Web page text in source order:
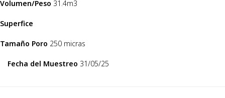
Volumen/Peso 31.4m3
Superfice
Tamaño Poro 250 micras
Fecha del Muestreo 31/05/25